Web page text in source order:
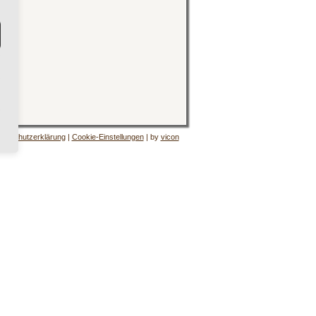
| Cookie-Einstellungen| by vicon